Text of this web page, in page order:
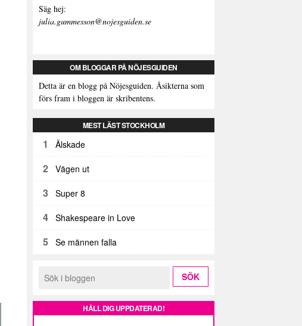
Säg hej:
julia.gummesson@nojesguiden.se
OM BLOGGAR PÅ NÖJESGUIDEN
Detta är en blogg på Nöjesguiden. Åsikterna som
förs fram i bloggen är skribentens.
MEST LÄST STOCKHOLM
1 Älskade
2 Vägen ut
3 Super 8
4 Shakespeare in Love
5 Se männen falla
HÅLL DIG UPPDATERAD!